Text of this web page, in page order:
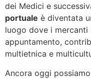
dei Medici e
portuale è diventata
luogo dove i mercanti
appuntamento,
multietnica e
Ancora oggi